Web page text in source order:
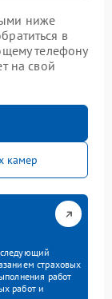
ниже
в
телефону
на свой
камер
страховых
работ
работ и